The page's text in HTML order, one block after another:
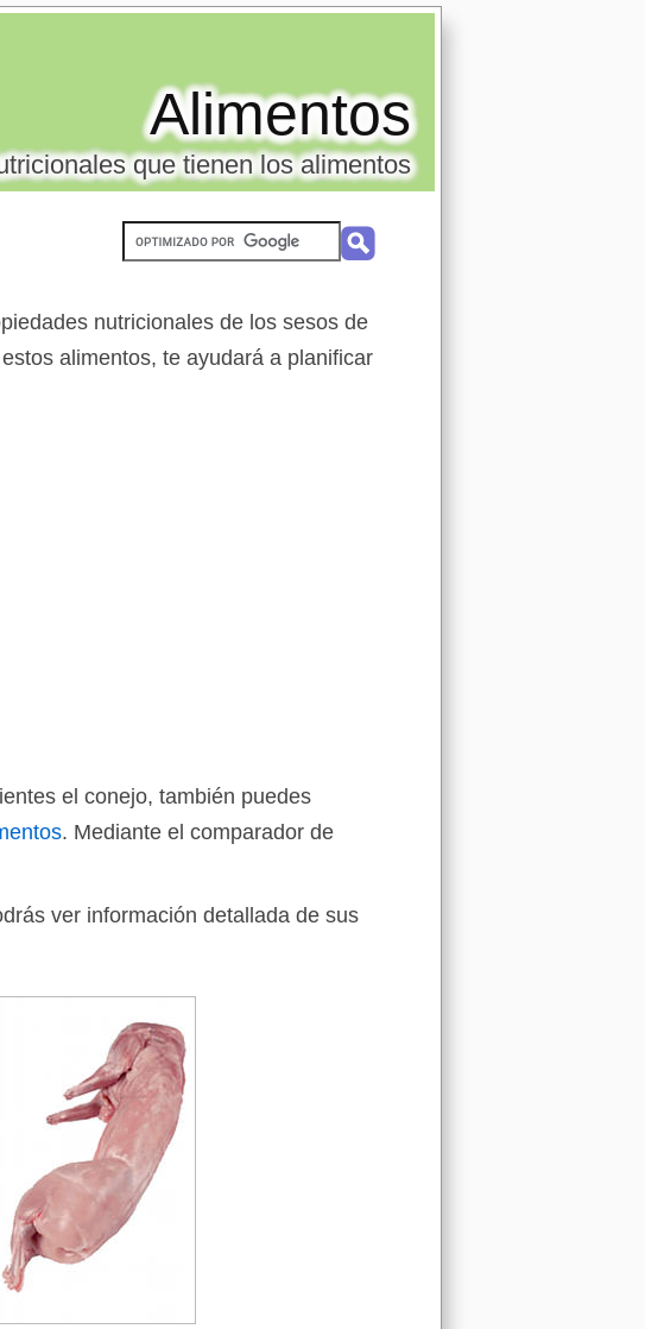
Alimentos
que tienen los alimentos
nutricionales de los sesos de
alimentos, te ayudará a planificar
el conejo, también puedes
. Mediante el comparador de
ver información detallada de sus